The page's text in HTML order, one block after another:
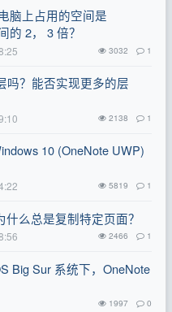
脑上占用的空间是
的 2， 3 倍？
3032 1
吗？能否实现更多的层
2138 1
10 (OneNote UWP)
5819 1
么总是复制特定页面？
2466 1
Big Sur 系统下，OneNote
1997 0